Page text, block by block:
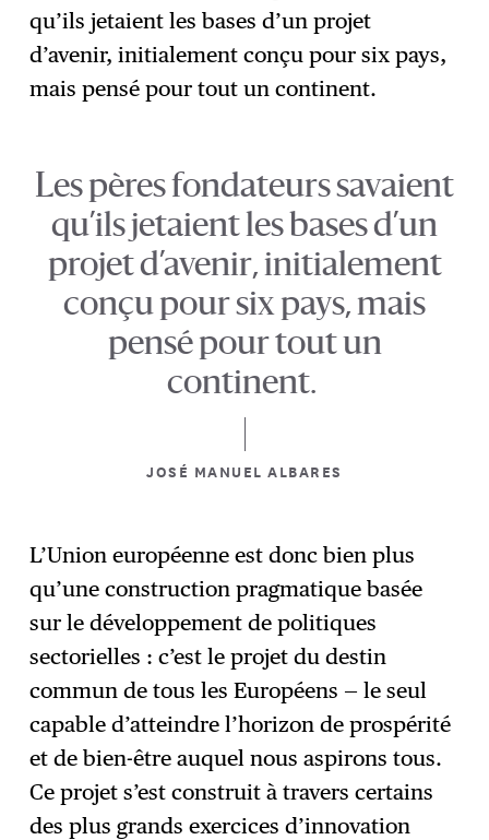
qu’ils jetaient les bases d’un projet
d’avenir, initialement conçu pour six pays,
mais pensé pour tout un continent.
Les pères fondateurs savaient
qu’ils jetaient les bases d’un
projet d’avenir, initialement
conçu pour six pays, mais
pensé pour tout un
continent.
JOSÉ MANUEL ALBARES
L’Union européenne est donc bien plus
qu’une construction pragmatique basée
sur le développement de politiques
sectorielles : c’est le projet du destin
commun de tous les Européens — le seul
capable d’atteindre l’horizon de prospérité
et de bien-être auquel nous aspirons tous.
Ce projet s’est construit à travers certains
des plus grands exercices d’innovation